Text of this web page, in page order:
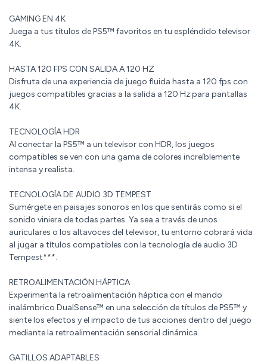
GAMING EN 4K
Juega a tus títulos de PS5™ favoritos en tu espléndido televisor
4K.
HASTA 120 FPS CON SALIDA A 120 HZ
Disfruta de una experiencia de juego fluida hasta a 120 fps con
juegos compatibles gracias a la salida a 120 Hz para pantallas
4K.
TECNOLOGÍA HDR
Al conectar la PS5™ a un televisor con HDR, los juegos
compatibles se ven con una gama de colores increíblemente
intensa y realista.
TECNOLOGÍA DE AUDIO 3D TEMPEST
Sumérgete en paisajes sonoros en los que sentirás como si el
sonido viniera de todas partes. Ya sea a través de unos
auriculares o los altavoces del televisor, tu entorno cobrará vida
al jugar a títulos compatibles con la tecnología de audio 3D
Tempest***.
RETROALIMENTACIÓN HÁPTICA
Experimenta la retroalimentación háptica con el mando
inalámbrico DualSense™ en una selección de títulos de PS5™ y
siente los efectos y el impacto de tus acciones dentro del juego
mediante la retroalimentación sensorial dinámica.
GATILLOS ADAPTABLES